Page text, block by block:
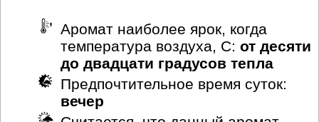
Аромат наиболее ярок, когда
температура воздуха, С: от десяти
до двадцати градусов тепла
Предпочтительное время суток:
вечер